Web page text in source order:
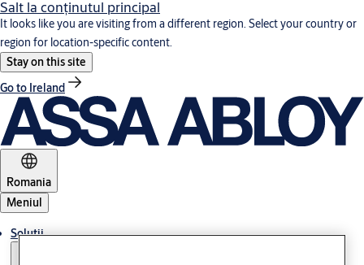
Salt la conţinutul principal
It looks like you are visiting from a different region. Select your country or
region for location-specific content.
Stay on this site
Go to Ireland
Romania
Meniul
Soluții